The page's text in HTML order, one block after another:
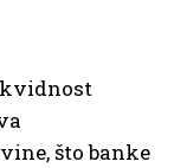
što banke